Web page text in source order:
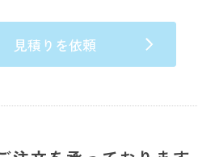
見積りを依頼